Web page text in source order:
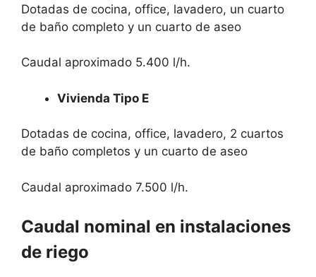
Dotadas de cocina, office, lavadero, un cuarto
de baño completo y un cuarto de aseo
Caudal aproximado 5.400 l/h.
Vivienda Tipo E
Dotadas de cocina, office, lavadero, 2 cuartos
de baño completos y un cuarto de aseo
Caudal aproximado 7.500 l/h.
Caudal nominal en instalaciones
de riego